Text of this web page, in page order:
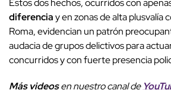
Estos dos hechos, ocurridos con
diferenciay en zonas de alta plusvalía
Roma, evidencian un patrón
audacia de grupos delictivos para
concurridos y con fuerte presencia
Más videosen nuestro canal de